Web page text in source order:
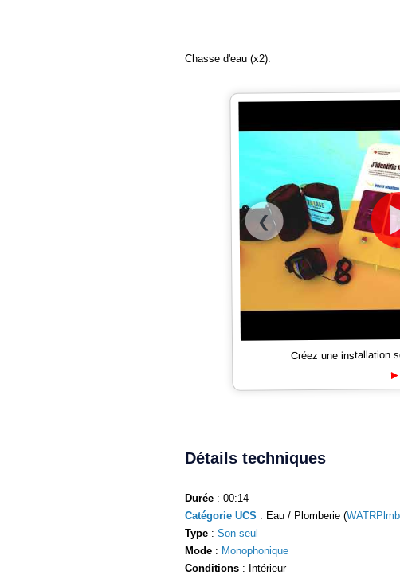
Chasse d'eau (x2).
❮
Créez une installation
Détails techniques
Durée : 00:14
Catégorie UCS : Eau / Plomberie (WATRPlmb
Type : Son seul
Mode : Monophonique
Conditions : Intérieur